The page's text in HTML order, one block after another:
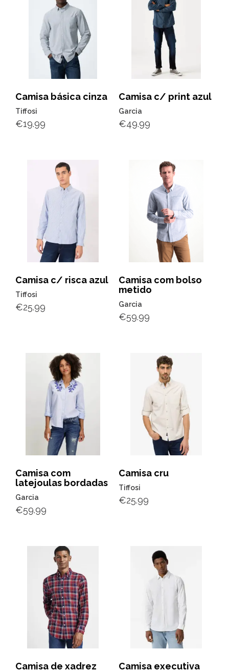
Camisa básica cinza
Tiffosi
€19.99
Camisa c/ print azul
Garcia
€49.99
Camisa c/ risca azul
Tiffosi
€25.99
Camisa com bolso
metido
Garcia
€59.99
Camisa com
latejoulas bordadas
Garcia
€59.99
Camisa cru
Tiffosi
€25.99
Camisa de xadrez
Camisa executiva